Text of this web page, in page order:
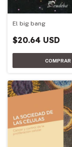
El big bang
$20.64 USD